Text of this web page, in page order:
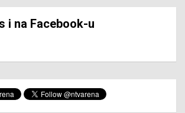
i na Facebook-u